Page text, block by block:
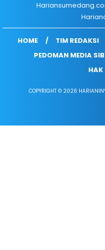
HOME TIM REDAKSI
PEDOMAN MEDIA
COPYRIGHT © 2026